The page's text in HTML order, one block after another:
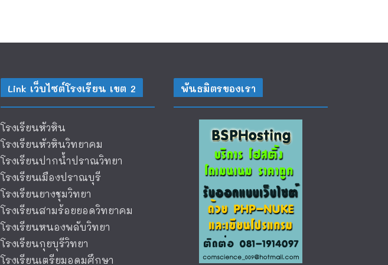
Link เว็บไซต์โรงเรียน เขต 2
โรงเรียนหัวหิน
โรงเรียนหัวหินวิทยาคม
โรงเรียนปากน้ำปราณวิทยา
โรงเรียนเมืองปราณบุรี
โรงเรียนยางชุมวิทยา
โรงเรียนสามร้อยยอดวิทยาคม
โรงเรียนหนองพลับวิทยา
โรงเรียนกุยบุรีวิทยา
โรงเรียนเตรียมอุดมศึกษา
พันธมิตรของเรา